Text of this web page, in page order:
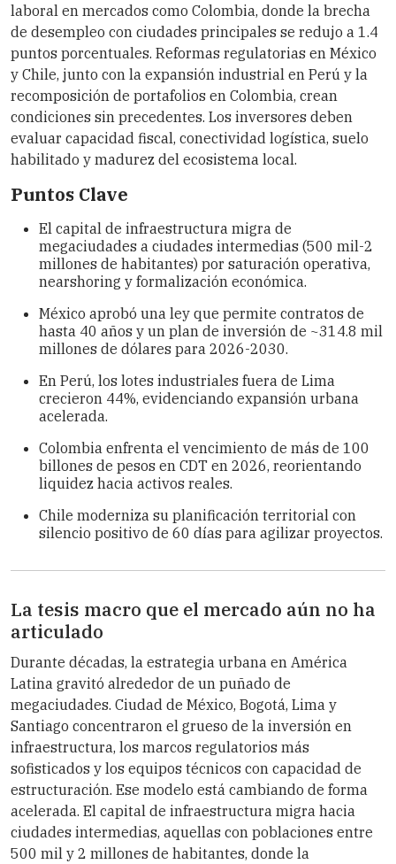
laboral en mercados como Colombia, donde la brecha
de desempleo con ciudades principales se redujo a 1.4
puntos porcentuales. Reformas regulatorias en México
y Chile, junto con la expansión industrial en Perú y la
recomposición de portafolios en Colombia, crean
condiciones sin precedentes. Los inversores deben
evaluar capacidad fiscal, conectividad logística, suelo
habilitado y madurez del ecosistema local.
Puntos Clave
El capital de infraestructura migra de
megaciudades a ciudades intermedias (500 mil-2
millones de habitantes) por saturación operativa,
nearshoring y formalización económica.
México aprobó una ley que permite contratos de
hasta 40 años y un plan de inversión de ~314.8 mil
millones de dólares para 2026-2030.
En Perú, los lotes industriales fuera de Lima
crecieron 44%, evidenciando expansión urbana
acelerada.
Colombia enfrenta el vencimiento de más de 100
billones de pesos en CDT en 2026, reorientando
liquidez hacia activos reales.
Chile moderniza su planificación territorial con
silencio positivo de 60 días para agilizar proyectos.
La tesis macro que el mercado aún no ha
articulado
Durante décadas, la estrategia urbana en América
Latina gravitó alrededor de un puñado de
megaciudades. Ciudad de México, Bogotá, Lima y
Santiago concentraron el grueso de la inversión en
infraestructura, los marcos regulatorios más
sofisticados y los equipos técnicos con capacidad de
estructuración. Ese modelo está cambiando de forma
acelerada. El capital de infraestructura migra hacia
ciudades intermedias, aquellas con poblaciones entre
500 mil y 2 millones de habitantes, donde la